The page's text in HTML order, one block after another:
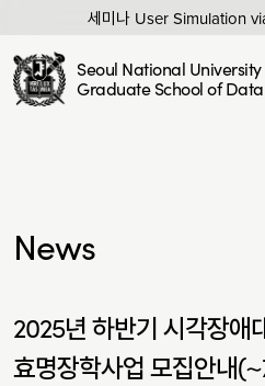
세미나 User Simulation
Seoul National University
Graduate School of
News
2025년 하반기 시각장애
효명장학사업 모집안내